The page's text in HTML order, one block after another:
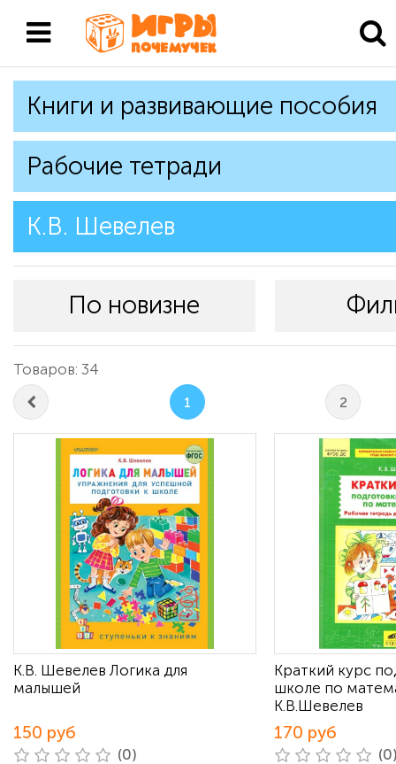
Книги и развивающие пособия
Рабочие тетради
К.В. Шевелев
По новизне
Товаров: 34
1 2
К.В. Шевелев Логика для
малышей
150 руб
(0)
Краткий курс
школе по
К.В.Шевелев
170 руб